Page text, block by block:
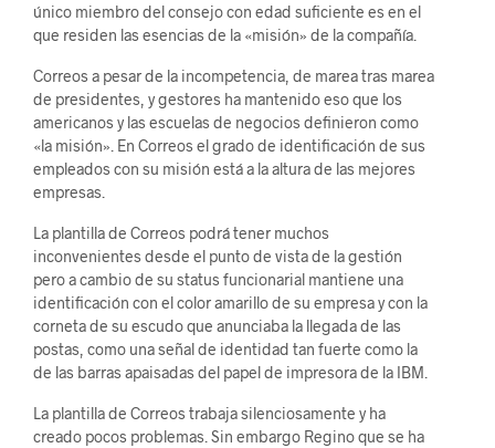
único miembro del consejo con edad suficiente es en el
que residen las esencias de la «misión» de la compañía.
Correos a pesar de la incompetencia, de marea tras marea
de presidentes, y gestores ha mantenido eso que los
americanos y las escuelas de negocios definieron como
«la misión». En Correos el grado de identificación de sus
empleados con su misión está a la altura de las mejores
empresas.
La plantilla de Correos podrá tener muchos
inconvenientes desde el punto de vista de la gestión
pero a cambio de su status funcionarial mantiene una
identificación con el color amarillo de su empresa y con la
corneta de su escudo que anunciaba la llegada de las
postas, como una señal de identidad tan fuerte como la
de las barras apaisadas del papel de impresora de la IBM.
La plantilla de Correos trabaja silenciosamente y ha
creado pocos problemas. Sin embargo Regino que se ha